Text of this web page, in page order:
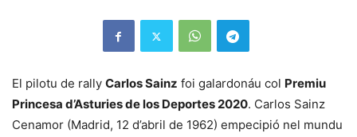
El pilotu de rally Carlos Sainz foi galardonáu col Premiu
Princesa d’Asturies de los Deportes 2020. Carlos Sainz
Cenamor (Madrid, 12 d’abril de 1962) empecipió nel mundu